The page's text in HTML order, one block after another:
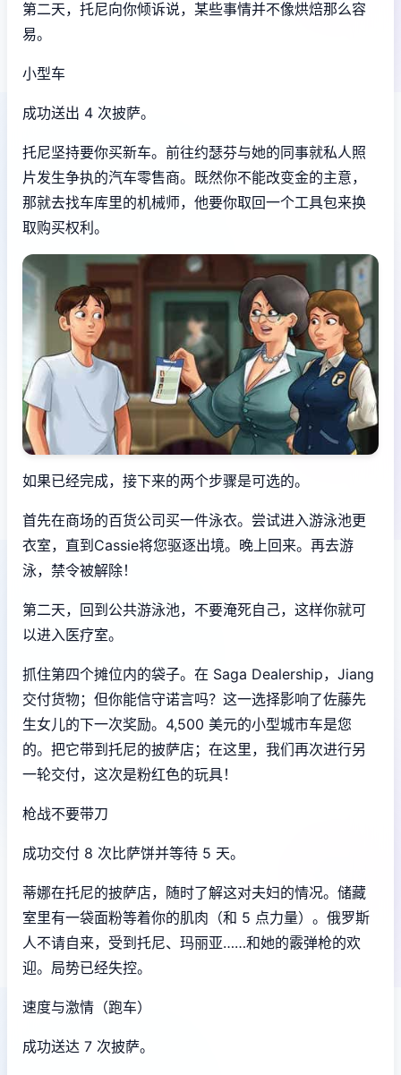
第二天，托尼向你倾诉说，某些事情并不像烘焙那么容
易。
小型车
成功送出 4 次披萨。
托尼坚持要你买新车。前往约瑟芬与她的同事就私人照
片发生争执的汽车零售商。既然你不能改变金的主意，
那就去找车库里的机械师，他要你取回一个工具包来换
取购买权利。
如果已经完成，接下来的两个步骤是可选的。
首先在商场的百货公司买一件泳衣。尝试进入游泳池更
衣室，直到Cassie将您驱逐出境。晚上回来。再去游
泳，禁令被解除！
第二天，回到公共游泳池，不要淹死自己，这样你就可
以进入医疗室。
抓住第四个摊位内的袋子。在 Saga Dealership，Jiang
交付货物；但你能信守诺言吗？这一选择影响了佐藤先
生女儿的下一次奖励。4,500 美元的小型城市车是您
的。把它带到托尼的披萨店；在这里，我们再次进行另
一轮交付，这次是粉红色的玩具！
枪战不要带刀
成功交付 8 次比萨饼并等待 5 天。
蒂娜在托尼的披萨店，随时了解这对夫妇的情况。储藏
室里有一袋面粉等着你的肌肉（和 5 点力量）。俄罗斯
人不请自来，受到托尼、玛丽亚……和她的霰弹枪的欢
迎。局势已经失控。
速度与激情（跑车）
成功送达 7 次披萨。